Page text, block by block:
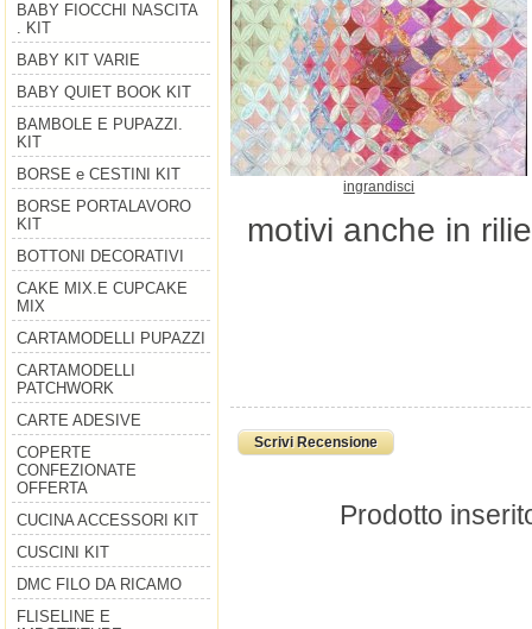
BABY FIOCCHI NASCITA
. KIT
BABY KIT VARIE
BABY QUIET BOOK KIT
BAMBOLE E PUPAZZI.
KIT
BORSE e CESTINI KIT
BORSE PORTALAVORO
KIT
BOTTONI DECORATIVI
CAKE MIX.E CUPCAKE
MIX
CARTAMODELLI PUPAZZI
CARTAMODELLI
PATCHWORK
CARTE ADESIVE
COPERTE
CONFEZIONATE
OFFERTA
CUCINA ACCESSORI KIT
CUSCINI KIT
DMC FILO DA RICAMO
FLISELINE E
ingrandisci
motivi anche in
Scrivi Recensione
Prodotto